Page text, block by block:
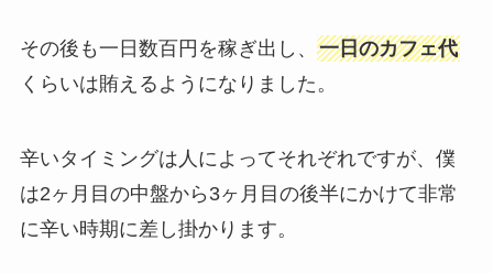
その後も一日数百円を稼ぎ出し、 一日のカフェ代
くらいは賄えるようになりました。
辛いタイミングは人によってそれぞれですが、僕
は2ヶ月目の中盤から3ヶ月目の後半にかけて非常
に辛い時期に差し掛かります。